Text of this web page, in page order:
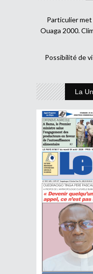
Particulier
Ouaga 2000.
Possibilité de
La